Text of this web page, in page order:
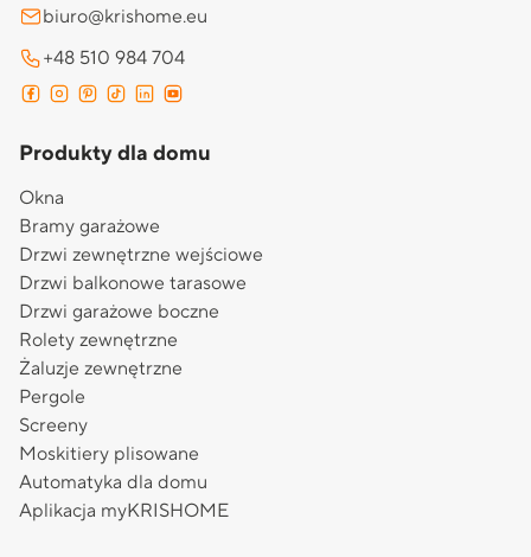
biuro@krishome.eu
+48 510 984 704
Produkty dla domu
Okna
Bramy garażowe
Drzwi zewnętrzne wejściowe
Drzwi balkonowe tarasowe
Drzwi garażowe boczne
Rolety zewnętrzne
Żaluzje zewnętrzne
Pergole
Screeny
Moskitiery plisowane
Automatyka dla domu
Aplikacja myKRISHOME